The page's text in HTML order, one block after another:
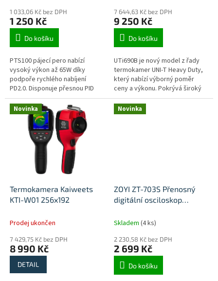
1 033,06 Kč bez DPH
1 250 Kč
Do košíku
PTS100 pájecí pero nabízí
vysoký výkon až 65W díky
podpoře rychlého nabíjení
PD2.0. Disponuje přesnou PID
regulací teploty, rychlým
ohřevem a CNC kovovou
rukojetí pro pohodlné...
7 644,63 Kč bez DPH
9 250 Kč
Do košíku
UTi690B je nový model z řady
termokamer UNI-T Heavy Duty,
který nabízí výborný poměr
ceny a výkonu. Pokrývá široký
teplotní rozsah od -20℃ do
550℃. Disponuje rozlišením
256×192...
Novinka
Termokamera Kaiweets
KTI-W01 256x192
Prodej ukončen
7 429,75 Kč bez DPH
8 990 Kč
DETAIL
Novinka
ZOYI ZT-703S Přenosný
digitální osciloskop
Skladem (4 ks)
2 230,58 Kč bez DPH
2 699 Kč
Do košíku